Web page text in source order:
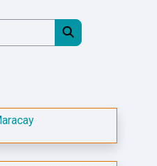
Buscar cursos
Buscar cursos